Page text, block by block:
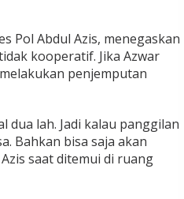
Pol Abdul Azis, menegaskan
kooperatif. Jika Azwar
penjemputan
dua lah. Jadi kalau panggilan
Bahkan bisa saja akan
saat ditemui di ruang